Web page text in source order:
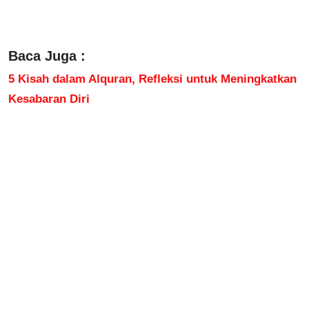
Baca Juga :
5 Kisah dalam Alquran, Refleksi untuk Meningkatkan
Kesabaran Diri